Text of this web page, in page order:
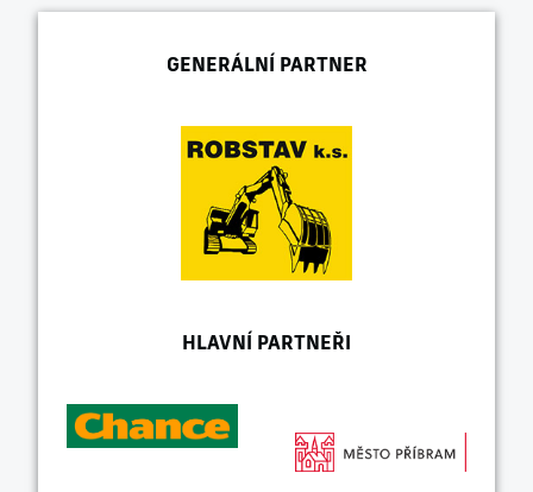
GENERÁLNÍ PARTNER
HLAVNÍ PARTNEŘI